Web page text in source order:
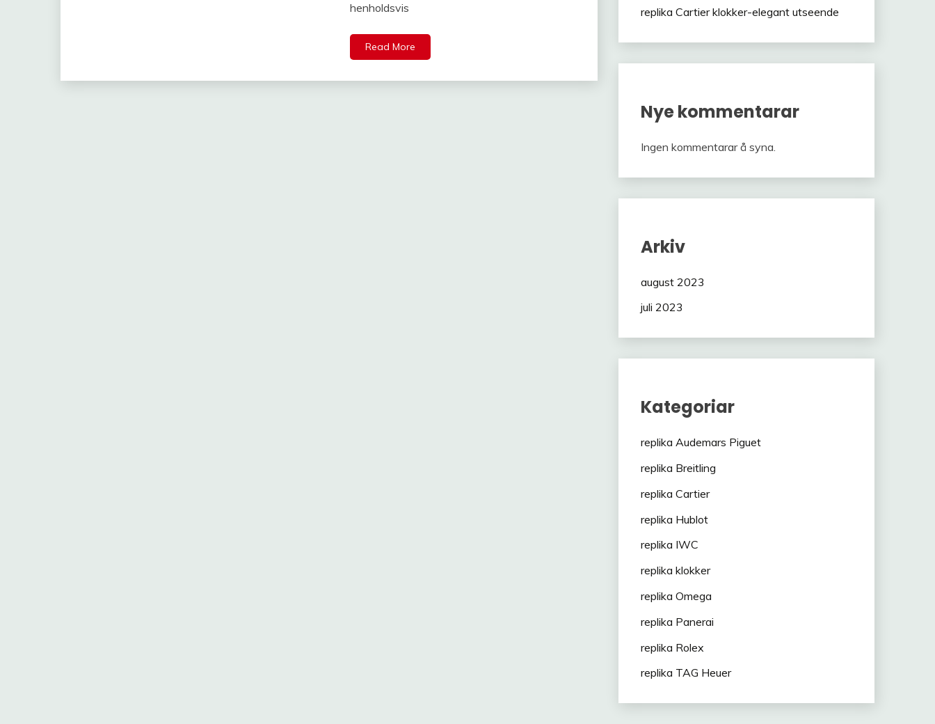
henholdsvis
Read More
replika Cartier klokker-elegant utseende
Nye kommentarar
Ingen kommentarar å syna.
Arkiv
august 2023
juli 2023
Kategoriar
replika Audemars Piguet
replika Breitling
replika Cartier
replika Hublot
replika IWC
replika klokker
replika Omega
replika Panerai
replika Rolex
replika TAG Heuer